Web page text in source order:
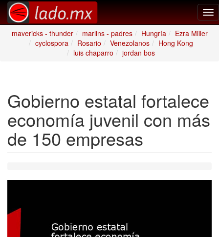
mavericks - thunder
marlins - padres Hungría
Ezra Miller
cyclospora
Rosario Venezolanos
Hong Kong
luis chaparro
jordan bos
Gobierno estatal fortalece
economía juvenil con más
de 150 empresas